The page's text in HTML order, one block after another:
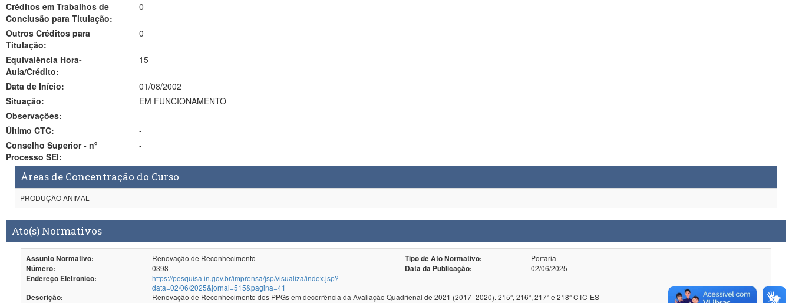
Créditos em Trabalhos de
Conclusão para Titulação:
0
Outros Créditos para
Titulação:
0
Equivalência Hora-
Aula/Crédito:
15
Data de Início:
01/08/2002
Situação:
EM FUNCIONAMENTO
Observações:
-
Último CTC:
-
Conselho Superior - nº
Processo SEI:
-
Áreas de Concentração do Curso
PRODUÇÃO ANIMAL
Ato(s) Normativos
Assunto Normativo: Renovação de Reconhecimento Tipo de Ato Normativo:
Portaria
Número:
0398 Data da Publicação:
02/06/2025
Endereço Eletrônico:
https://pesquisa.in.gov.br/imprensa/jsp/visualiza/index.jsp?
data=02/06/2025&jornal=515&pagina=41
Descrição:
Renovação de Reconhecimento dos PPGs em decorrência da Avaliação Quadrienal de 2021 (2017- 2020). 215ª, 216ª, 217ª e 218ª CTC-ES